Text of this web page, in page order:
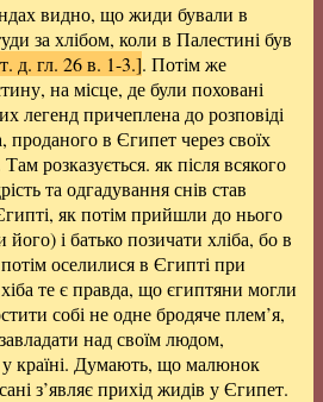
видно, що жиди бували в
за хлібом, коли в Палестині був
д. гл. 26 в. 1-3.]. Потім же
на місце, де були поховані
легенд причеплена до розповіді
проданого в Єгипет через своїх
Там розказується. як після всякого
та одгадування снів став
як потім прийшли до нього
і батько позичати хліба, бо в
оселилися в Єгипті при
те є правда, що єгиптяни могли
собі не одне бродяче плем’я,
над своїм людом,
країні. Думають, що малюнок
з’являє прихід жидів у Єгипет.